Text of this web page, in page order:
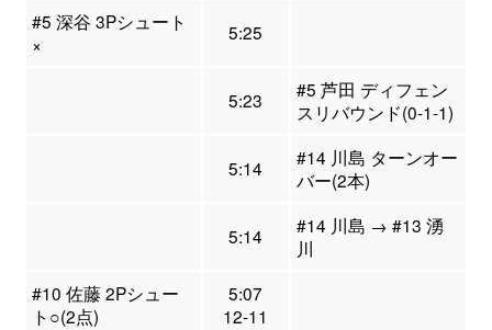
#5 深谷 3Pシュート
×
5:25
5:23
#5 芦田 ディフェン
スリバウンド(0-1-1)
5:14
#14 川島 ターンオー
バー(2本)
5:14
#14 川島 → #13 湧
川
#10 佐藤 2Pシュー
ト○(2点)
5:07
12-11